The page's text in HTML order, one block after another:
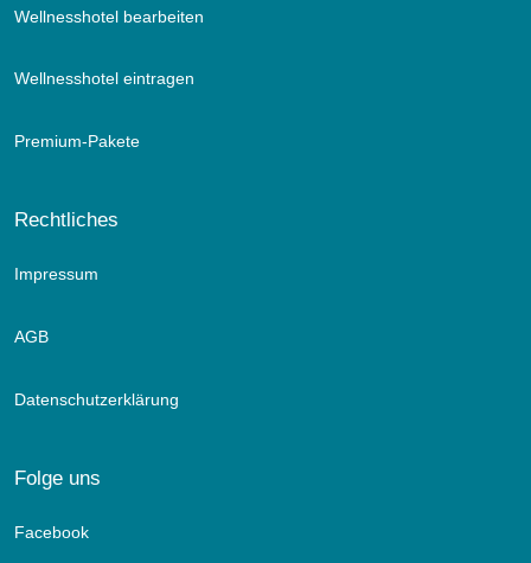
Wellnesshotel bearbeiten
Wellnesshotel eintragen
Premium-Pakete
Rechtliches
Impressum
AGB
Datenschutzerklärung
Folge uns
Facebook